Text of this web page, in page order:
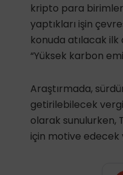
kripto para
yaptıkları işin
konuda atılacak
“Yüksek karbon
Araştırmada,
getirilebilecek
olarak sunulurken,
için motive edecek